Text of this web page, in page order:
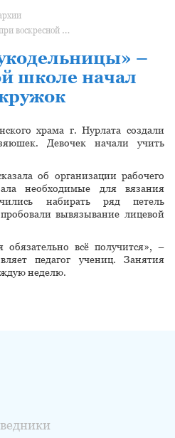
«Ильинские рукодельницы» – при воскресной школе начал работу новый кружок
–
школе начал
храма г. Нурлата создали
Девочек начали учить
об организации рабочего
необходимые для вязания
набирать ряд петель
вывязывание лицевой
всё получится», –
педагог учениц. Занятия
неделю.